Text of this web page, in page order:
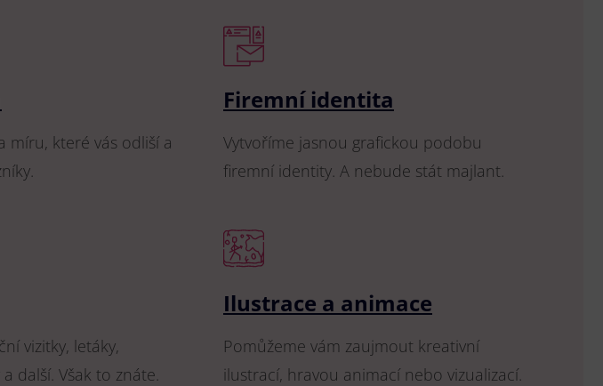
míru, které vás odliší a
Firemní identita
Vytvoříme jasnou grafickou podobu
firemní identity. A nebude stát majlant.
vizitky, letáky,
další. Však to znáte.
Ilustrace a animace
Pomůžeme vám zaujmout kreativní
ilustrací, hravou animací nebo vizualizací.